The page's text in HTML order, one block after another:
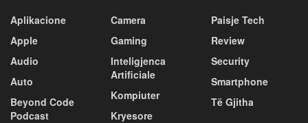
Aplikacione
Apple
Audio
Auto
Beyond Code
Podcast
Camera
Gaming
Inteligjenca
Artificiale
Kompiuter
Kryesore
Paisje Tech
Review
Security
Smartphone
Të Gjitha